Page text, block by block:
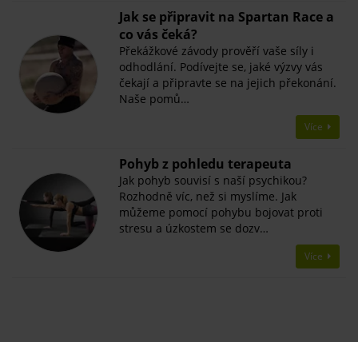
Jak se připravit na Spartan Race a
co vás čeká?
Překážkové závody prověří vaše síly i
odhodlání. Podívejte se, jaké výzvy vás
čekají a připravte se na jejich překonání.
Naše pomů…
Více
Pohyb z pohledu terapeuta
Jak pohyb souvisí s naší psychikou?
Rozhodně víc, než si myslíme. Jak
můžeme pomocí pohybu bojovat proti
stresu a úzkostem se dozv…
Více